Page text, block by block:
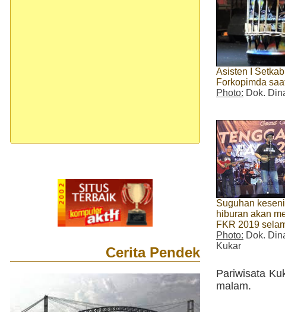
Cerita Pendek
Asisten I
Forkopimda
Photo: Dok.
Suguhan
hiburan akan
FKR 2019
Photo: Dok.
Kukar
Pariwisata
malam.